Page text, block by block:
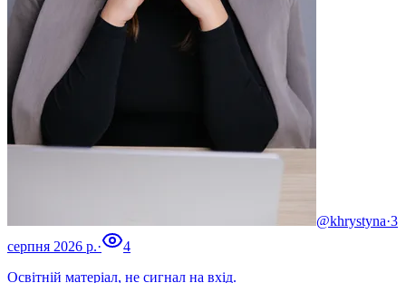
@khrystyna·3
серпня 2026 р.·
4
Освітній матеріал, не сигнал на вхід.